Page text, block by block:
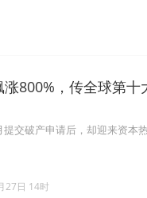
800%，传全球第十
交破产申请后，却迎来资本热
27日 14时